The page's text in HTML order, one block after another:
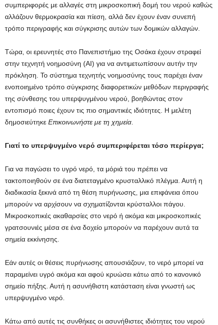
συμπεριφορές με αλλαγές στη μικροσκοπική δομή του νερού καθώς
αλλάζουν θερμοκρασία και πίεση, αλλά δεν έχουν έναν συνεπή
τρόπο περιγραφής και σύγκρισης αυτών των δομικών αλλαγών.
Τώρα, οι ερευνητές στο Πανεπιστήμιο της Οσάκα έχουν στραφεί
στην τεχνητή νοημοσύνη (AI) για να αντιμετωπίσουν αυτήν την
πρόκληση. Το σύστημα τεχνητής νοημοσύνης τους παρέχει έναν
ενοποιημένο τρόπο σύγκρισης διαφορετικών μεθόδων περιγραφής
της σύνθεσης του υπερψυγμένου νερού, βοηθώντας στον
εντοπισμό ποιες έχουν τις πιο σημαντικές ιδιότητες. Η μελέτη
δημοσιεύτηκε Επικοινωνήστε με τη χημεία
Γιατί το υπερψυγμένο νερό συμπεριφέρεται τόσο περίεργα;
Για να παγώσει το υγρό νερό, τα μόριά του πρέπει να
τακτοποιηθούν σε ένα διατεταγμένο κρυσταλλικό πλέγμα. Αυτή η
διαδικασία ξεκινά από τη θέση πυρήνωσης, μια επιφάνεια όπου
μπορούν να αρχίσουν να σχηματίζονται κρύσταλλοι πάγου.
Μικροσκοπικές ακαθαρσίες στο νερό ή ακόμα και μικροσκοπικές
γρατσουνιές μέσα σε ένα δοχείο μπορούν να παρέχουν αυτά τα
σημεία εκκίνησης.
Εάν αυτές οι θέσεις πυρήνωσης απουσιάζουν, το νερό μπορεί να
παραμείνει υγρό ακόμα και αφού κρυώσει κάτω από το κανονικό
σημείο πήξης. Αυτή η ασυνήθιστη κατάσταση είναι γνωστή ως
υπερψυγμένο νερό.
Κάτω από αυτές τις συνθήκες οι ασυνήθιστες ιδιότητες του νερού